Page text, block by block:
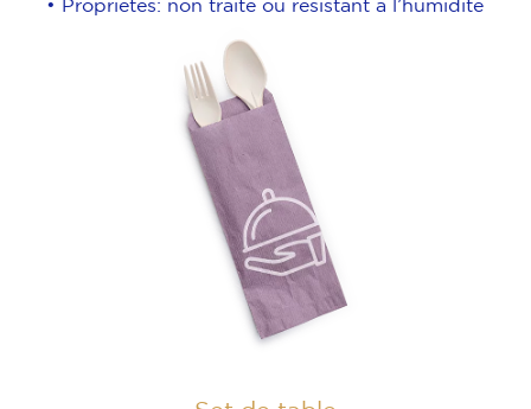
• Propriétés: non traité ou résistant à l’humidité